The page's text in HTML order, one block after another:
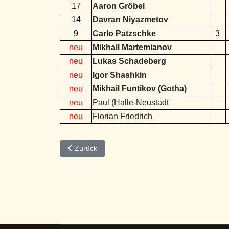
17
Aaron Gröbel
14
Davran Niyazmetov
9
Carlo Patzschke 3
neu
Mikhail Martemianov
neu
Lukas Schadeberg
neu
Igor Shashkin
neu
Mikhail Funtikov (Gotha)
neu
Paul (Halle-Neustadt
neu
Florian Friedrich
Vorheriger Beitrag: Tabelle Monatsblitzturnier 2024
Zurück